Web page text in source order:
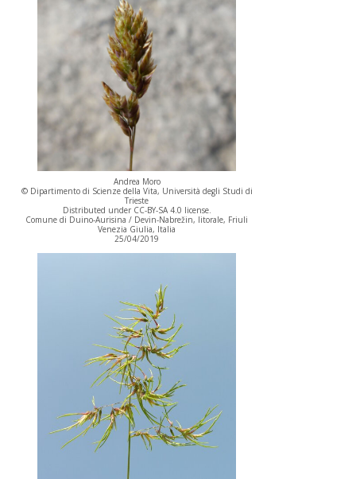
Andrea Moro
© Dipartimento di Scienze della Vita, Università degli Studi di
Trieste
Distributed under CC-BY-SA 4.0 license.
Comune di Duino-Aurisina / Devin-Nabrežin, litorale, Friuli
Venezia Giulia, Italia
25/04/2019